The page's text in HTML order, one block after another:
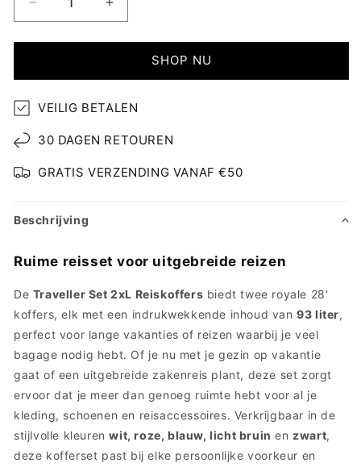
Aantal
verlagen
voor
Koffers
2
Aantal
verhogen
voor
Traveller
Koffers
2
SHOP NU
VEILIG BETALEN
30 DAGEN RETOUREN
GRATIS VERZENDING VANAF €50
Beschrijving
Ruime reisset voor uitgebreide reizen
De Traveller Set 2xL Reiskoffers biedt twee royale 28'
koffers, elk met een indrukwekkende inhoud van 93 liter,
perfect voor lange vakanties of reizen waarbij je veel
bagage nodig hebt. Of je nu met je gezin op vakantie
gaat of een uitgebreide zakenreis plant, deze set zorgt
ervoor dat je meer dan genoeg ruimte hebt voor al je
kleding, schoenen en reisaccessoires. Verkrijgbaar in de
stijlvolle kleuren wit, roze, blauw, licht bruin en zwart,
deze kofferset past bij elke persoonlijke voorkeur en